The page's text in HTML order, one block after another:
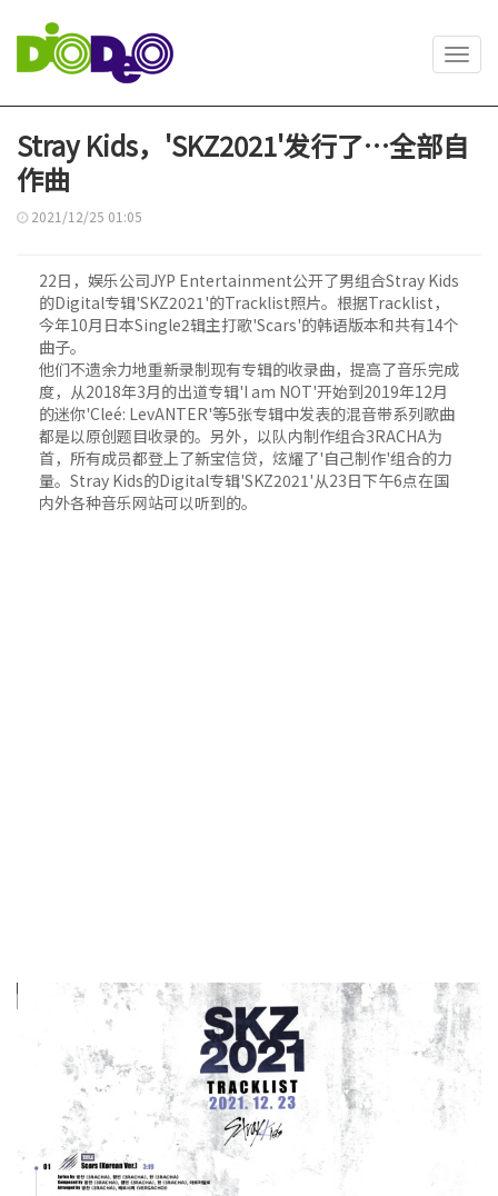
Stray Kids，'SKZ2021'发行了…全部自
作曲
2021/12/25 01:05
22日，娱乐公司JYP Entertainment公开了男组合Stray Kids
的Digital专辑'SKZ2021'的Tracklist照片。根据Tracklist，
今年10月日本Single2辑主打歌'Scars'的韩语版本和共有14个
曲子。
他们不遗余力地重新录制现有专辑的收录曲，提高了音乐完成
度，从2018年3月的出道专辑'I am NOT'开始到2019年12月
的迷你'Cleé: LevANTER'等5张专辑中发表的混音带系列歌曲
都是以原创题目收录的。另外，以队内制作组合3RACHA为
首，所有成员都登上了新宝信贷，炫耀了'自己制作'组合的力
量。Stray Kids的Digital专辑'SKZ2021'从23日下午6点在国
内外各种音乐网站可以听到的。